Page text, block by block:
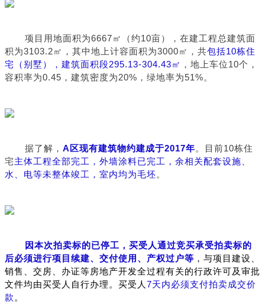
项目用地面积为6667㎡（约10亩），在建工程总建筑面
积为3103.2㎡，其中地上计容面积为3000㎡，共包括10栋住
宅（别墅），建筑面积段295.13-304.43㎡ ，地上车位10个，
容积率为0.45，建筑密度为20%，绿地率为51%。
据了解， A区现有建筑物约建成于2017年。目前10栋住
宅主体工程全部完工，外墙涂料已完工，余相关配套设施、
水、电等未整体竣工，室内均为毛坯。
因本次拍卖标的已停工，买受人通过竞买承受拍卖标的
后必须进行项目续建、交付使用、产权过户等 ，与项目建设、
销售、交房、办证等房地产开发全过程有关的行政许可及审批
文件均由买受人自行办理。买受人 7天内必须支付拍卖成交价
款 。